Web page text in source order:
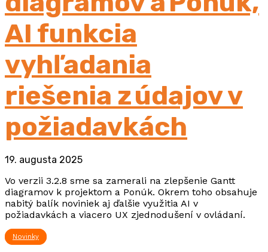
AI funkcia
vyhľadania
riešenia z údajov v
požiadavkách
19. augusta 2025
Vo verzii 3.2.8 sme sa zamerali na zlepšenie Gantt
diagramov k projektom a Ponúk. Okrem toho obsahuje
nabitý balík noviniek aj ďalšie využitia AI v
požiadavkách a viacero UX zjednodušení v ovládaní.
Novinky